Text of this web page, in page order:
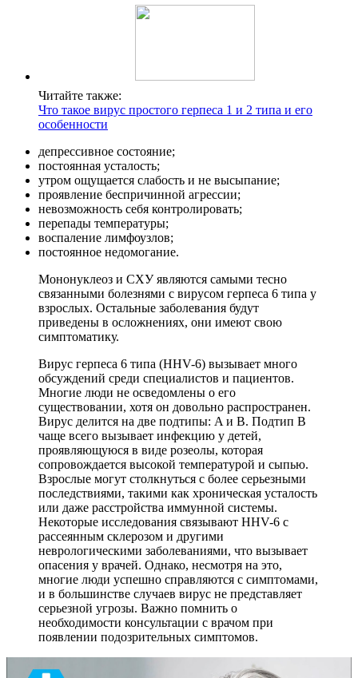
Читайте также:
Что такое вирус простого герпеса 1 и 2 типа и его
особенности
депрессивное состояние;
постоянная усталость;
утром ощущается слабость и не высыпание;
проявление беспричинной агрессии;
невозможность себя контролировать;
перепады температуры;
воспаление лимфоузлов;
постоянное недомогание.
Мононуклеоз и СХУ являются самыми тесно
связанными болезнями с вирусом герпеса 6 типа у
взрослых. Остальные заболевания будут
приведены в осложнениях, они имеют свою
симптоматику.
Вирус герпеса 6 типа (HHV-6) вызывает много
обсуждений среди специалистов и пациентов.
Многие люди не осведомлены о его
существовании, хотя он довольно распространен.
Вирус делится на две подтипы: A и B. Подтип B
чаще всего вызывает инфекцию у детей,
проявляющуюся в виде розеолы, которая
сопровождается высокой температурой и сыпью.
Взрослые могут столкнуться с более серьезными
последствиями, такими как хроническая усталость
или даже расстройства иммунной системы.
Некоторые исследования связывают HHV-6 с
рассеянным склерозом и другими
неврологическими заболеваниями, что вызывает
опасения у врачей. Однако, несмотря на это,
многие люди успешно справляются с симптомами,
и в большинстве случаев вирус не представляет
серьезной угрозы. Важно помнить о
необходимости консультации с врачом при
появлении подозрительных симптомов.